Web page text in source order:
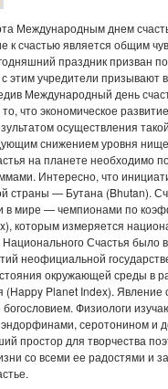
Международным днем
к счастью является общим
праздник призван
этим учредители
Международный день
что экономическое
осуществления
снижением уровня
на планете необходимо
Интересно, что
страны — Бутана (Bhutan).
мире — чемпионами по
которым измеряется
Счастья было
неофициальной
окружающей среды в
Planet Index). Явление
Физиологи
серотонином и
простор для творчества
со всеми ее радостями и